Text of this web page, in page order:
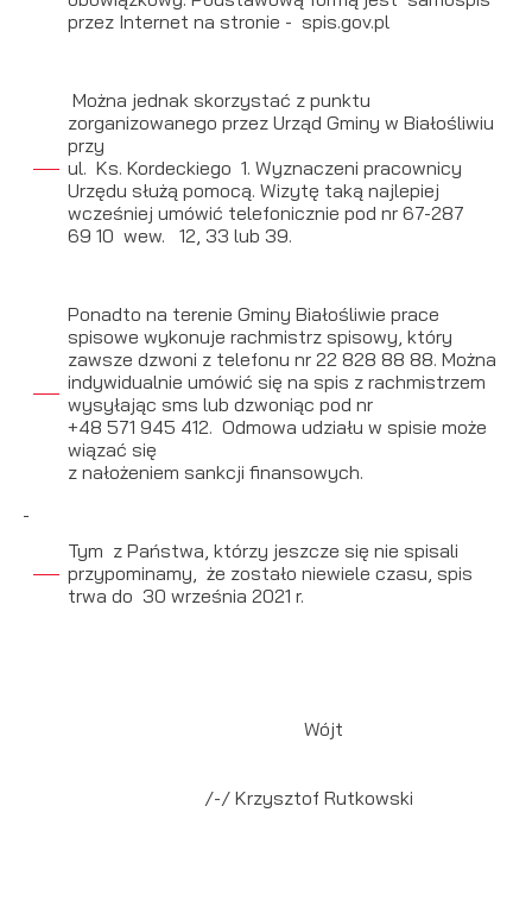
przez Internet na stronie - spis.gov.pl
Można jednak skorzystać z punktu
zorganizowanego przez Urząd Gminy w Białośliwiu
przy
ul. Ks. Kordeckiego 1. Wyznaczeni pracownicy
Urzędu służą pomocą. Wizytę taką najlepiej
wcześniej umówić telefonicznie pod nr 67-287
69 10 wew. 12, 33 lub 39.
Ponadto na terenie Gminy Białośliwie prace
spisowe wykonuje rachmistrz spisowy, który
zawsze dzwoni z telefonu nr 22 828 88 88. Można
indywidualnie umówić się na spis z rachmistrzem
wysyłając sms lub dzwoniąc pod nr
+48 571 945 412. Odmowa udziału w spisie może
wiązać się
z nałożeniem sankcji finansowych.
Tym z Państwa, którzy jeszcze się nie spisali
przypominamy, że zostało niewiele czasu, spis
trwa do 30 września 2021 r.
Wójt
/-/ Krzysztof Rutkowski
podmiotów trzecich lub firm będących naszymi partnerami
wiadomości, ofert, komunikatów mediów społecznościowych.